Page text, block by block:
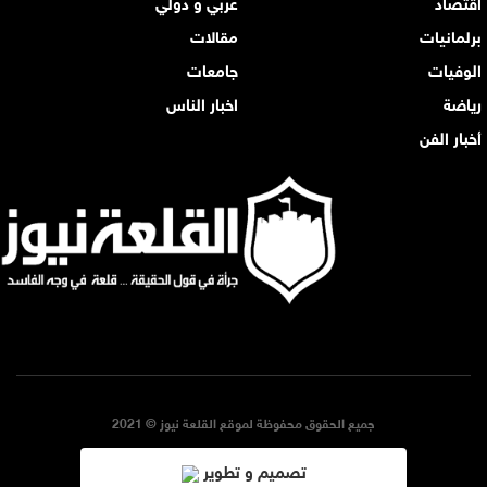
برلمانيات
مقالات
الوفيات
جامعات
رياضة
اخبار الناس
أخبار الفن
جميع الحقوق محفوظة لموقع القلعة نيوز © 2021
تصميم و تطوير